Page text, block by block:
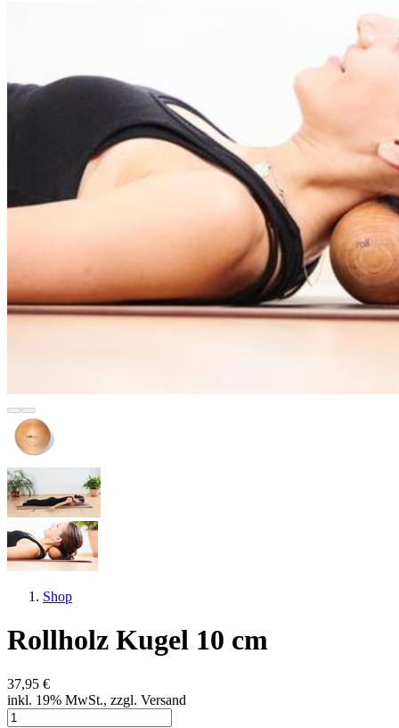
Shop
Rollholz Kugel 10 cm
37,95 €
inkl. 19% MwSt., zzgl. Versand